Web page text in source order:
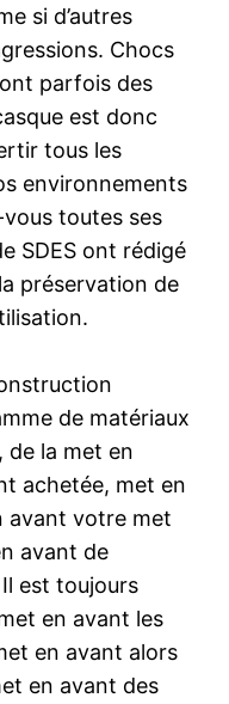
si d’autres
Chocs
parfois des
est donc
tous les
environnements
toutes ses
SDES ont rédigé
préservation de
de matériaux
de la met en
achetée, met en
avant votre met
avant de
est toujours
en avant les
en avant alors
en avant des